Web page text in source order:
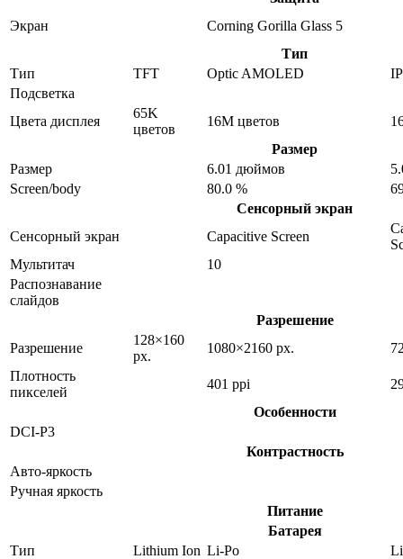
Экран
Corning Gorilla Glass 5
Тип
Тип
TFT Optic AMOLED
Подсветка
Цвета дисплея
65K
цветов
16M цветов
Размер
Размер
6.01 дюймов
Screen/body
80.0 %
Сенсорный экран
Сенсорный экран
Capacitive Screen
Мультитач
10
Распознавание
слайдов
Разрешение
Разрешение
128×160
px.
1080×2160 px.
Плотность
пикселей
401 ppi
Особенности
DCI-P3
Контрастность
Авто-яркость
Ручная яркость
Питание
Батарея
Тип
Lithium Ion Li-Po